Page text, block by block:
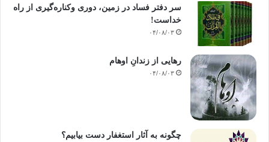
سر دفتر فساد در زمین‌، دوری وکناره‌گیری از راه
خداست‌!
۰۴/۰۸/۰۳
رهایی از زندانِ اوهام
۰۴/۰۸/۰۳
چگونه به آثار استغفار دست بیابیم؟